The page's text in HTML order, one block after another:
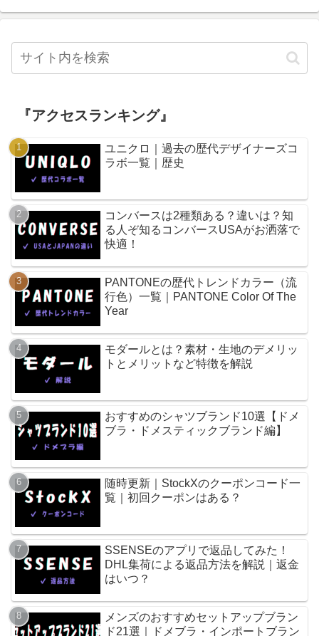
『アクセスランキング』
ユニクロ｜過去の歴代デザイナーズコ
ラボ一覧｜歴史
コンバースは2種類ある？違いは？知
る人ぞ知るコンバースUSAがお洒落で
快適！
PANTONEの歴代トレンドカラー（流
行色）一覧｜PANTONE Color Of The
Year
モダールとは？素材・生地のデメリッ
トとメリットなど特徴を解説
おすすめのシャツブランド10選【ドメ
ブラ・ドメスティックブランド編】
随時更新｜StockXのクーポンコード一
覧｜初回クーポンはある？
SSENSEのアプリで返品してみた！
DHL集荷による返品方法を解説｜返金
はいつ？
メンズのおすすめセットアップブラン
ド21選｜ドメブラ・インポートブラン